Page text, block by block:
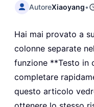
AutoreXiaoyang•
Hai mai provato a
colonne separate
funzione **Testo in
completare
questo articolo